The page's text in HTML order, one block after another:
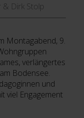
& Dirk Stolp
Montagabend, 9.
verlängertes
Bodensee.
und
viel Engagement